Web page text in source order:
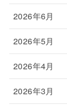
2026年6月
2026年5月
2026年4月
2026年3月